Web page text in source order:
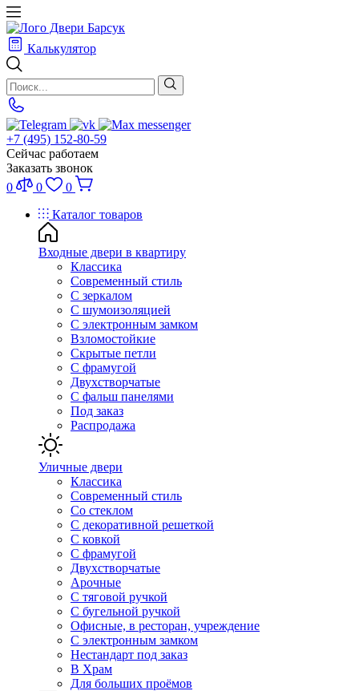
Калькулятор
+7 (495) 152-80-59
Сейчас работаем
Заказать звонок
0
0
0
Каталог товаров
Входные двери в квартиру
Классика
Современный стиль
С зеркалом
С шумоизоляцией
С электронным замком
Взломостойкие
Скрытые петли
С фрамугой
Двухстворчатые
С фальш панелями
Под заказ
Распродажа
Уличные двери
Классика
Современный стиль
Со стеклом
С декоративной решеткой
С ковкой
С фрамугой
Двухстворчатые
Арочные
С тяговой ручкой
С бугельной ручкой
Офисные, в ресторан, учреждение
С электронным замком
Нестандарт под заказ
В Храм
Для больших проёмов